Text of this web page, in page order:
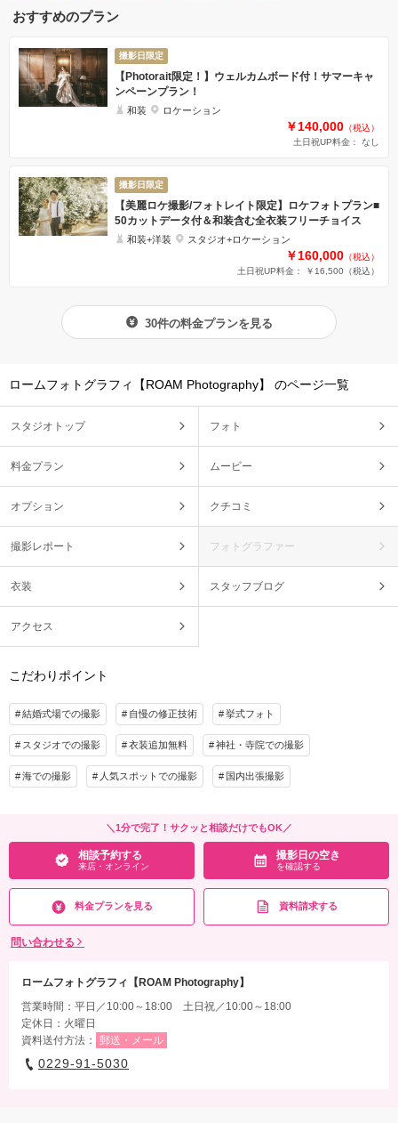
おすすめのプラン
撮影日限定
【Photorait限定！】ウェルカムボード付！サマーキャ
ンペーンプラン！
和装 ロケーション
￥140,000 （税込）
土日祝UP料金： なし
撮影日限定
【美麗ロケ撮影/フォトレイト限定】ロケフォトプラン■
50カットデータ付＆和装含む全衣装フリーチョイス
和装+洋装 スタジオ+ロケーション
￥160,000 （税込）
土日祝UP料金： ￥16,500 （税込）
30件の料金プランを見る
ロームフォトグラフィ【ROAM Photography】 のページ一覧
スタジオトップ フォト
料金プラン ムービー
オプション クチコミ
撮影レポート フォトグラファー
衣装 スタッフブログ
アクセス
こだわりポイント
結婚式場での撮影 自慢の修正技術 挙式フォト
スタジオでの撮影 衣装追加無料 神社・寺院での撮影
海での撮影 人気スポットでの撮影 国内出張撮影
＼1分で完了！サクッと相談だけでもOK／
相談予約する
来店・オンライン
撮影日の空き
を確認する
料金プランを見る 資料請求する
問い合わせる
ロームフォトグラフィ【ROAM Photography】
営業時間：平日／10:00～18:00 土日祝／10:00～18:00
定休日：火曜日
資料送付方法：
郵送・メール
0229-91-5030